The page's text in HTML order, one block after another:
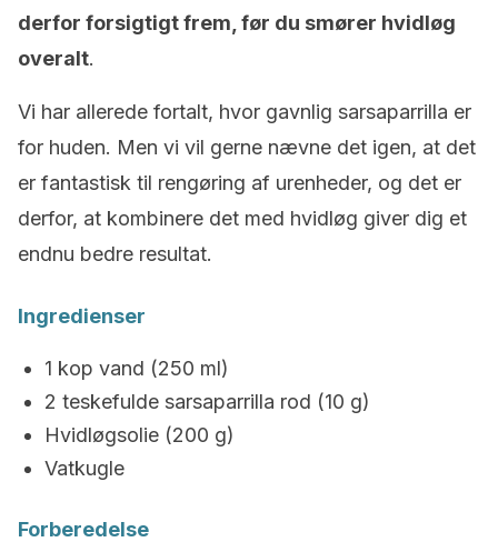
derfor forsigtigt frem, før du smører hvidløg
overalt.
Vi har allerede fortalt, hvor gavnlig sarsaparrilla er
for huden. Men vi vil gerne nævne det igen, at det
er fantastisk til rengøring af urenheder, og det er
derfor, at kombinere det med hvidløg giver dig et
endnu bedre resultat.
Ingredienser
1 kop vand (250 ml)
2 teskefulde sarsaparrilla rod (10 g)
Hvidløgsolie (200 g)
Vatkugle
Forberedelse